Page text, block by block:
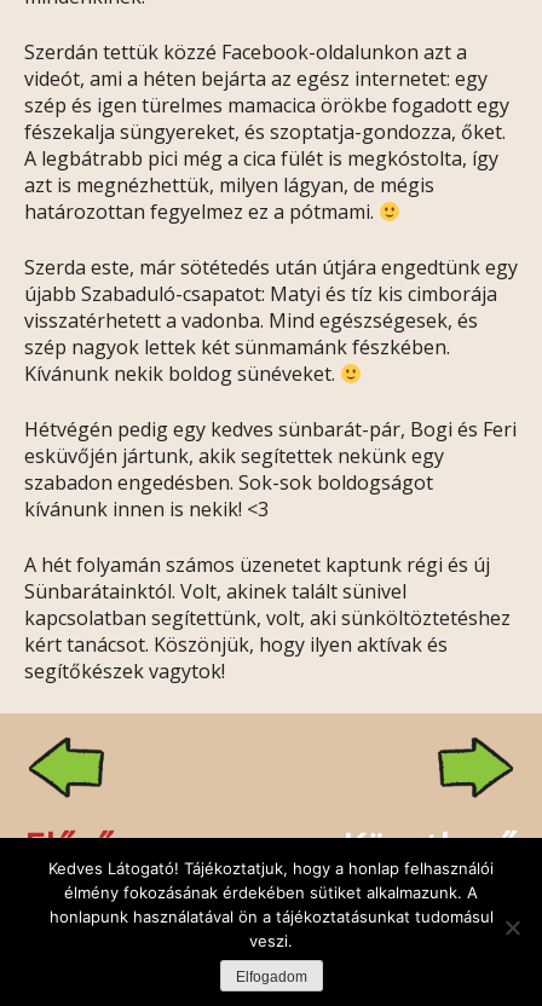
Szerdán tettük közzé Facebook-oldalunkon azt a
videót, ami a héten bejárta az egész internetet: egy
szép és igen türelmes mamacica örökbe fogadott egy
fészekalja süngyereket, és szoptatja-gondozza, őket.
A legbátrabb pici még a cica fülét is megkóstolta, így
azt is megnézhettük, milyen lágyan, de mégis
határozottan fegyelmez ez a pótmami.
Szerda este, már sötétedés után útjára engedtünk egy
újabb Szabaduló-csapatot: Matyi és tíz kis cimborája
visszatérhetett a vadonba. Mind egészségesek, és
szép nagyok lettek két sünmamánk fészkében.
Kívánunk nekik boldog sünéveket.
Hétvégén pedig egy kedves sünbarát-pár, Bogi és Feri
esküvőjén jártunk, akik segítettek nekünk egy
szabadon engedésben. Sok-sok boldogságot
kívánunk innen is nekik! <3
A hét folyamán számos üzenetet kaptunk régi és új
Sünbarátainktól. Volt, akinek talált sünivel
kapcsolatban segítettünk, volt, aki sünköltöztetéshez
kért tanácsot. Köszönjük, hogy ilyen aktívak és
segítőkészek vagytok!
Előző Következő
Kapcsolat
Minden jog fenntartva: Sünbarát Alapítvány,
DuDe| fejlesztő:
Kedves Látogató! Tájékoztatjuk, hogy a honlap felhasználói
élmény fokozásának érdekében sütiket alkalmazunk. A
honlapunk használatával ön a tájékoztatásunkat tudomásul
veszi.
Elfogadom